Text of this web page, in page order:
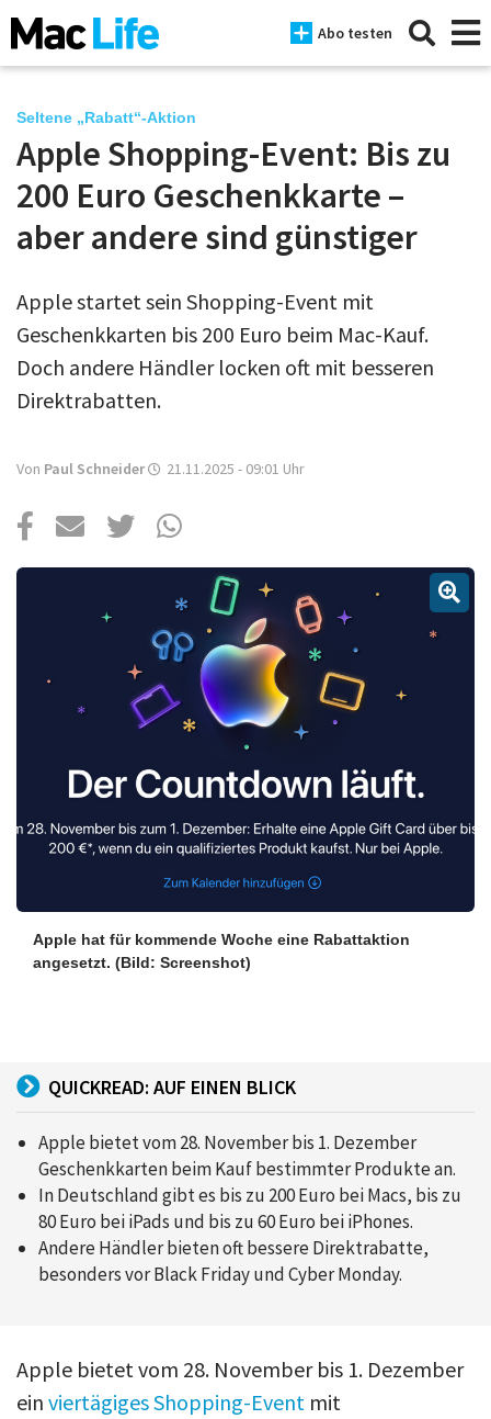
Abo testen
News
iPhone
iPad
Tests
Tipps
Podcast
Anmelden
Seltene „Rabatt“-Aktion
Apple Shopping-Event: Bis zu
200 Euro Geschenkkarte –
aber andere sind günstiger
Apple startet sein Shopping-Event mit
Geschenkkarten bis 200 Euro beim Mac-Kauf.
Doch andere Händler locken oft mit besseren
Direktrabatten.
Von Paul Schneider 21.11.2025 - 09:01 Uhr
Apple hat für kommende Woche eine Rabattaktion
angesetzt. (Bild: Screenshot)
QUICKREAD: AUF EINEN BLICK
Apple bietet vom 28. November bis 1. Dezember
Geschenkkarten beim Kauf bestimmter Produkte an.
In Deutschland gibt es bis zu 200 Euro bei Macs, bis zu
80 Euro bei iPads und bis zu 60 Euro bei iPhones.
Andere Händler bieten oft bessere Direktrabatte,
besonders vor Black Friday und Cyber Monday.
Apple bietet vom 28. November bis 1. Dezember
ein viertägiges Shopping-Event mit